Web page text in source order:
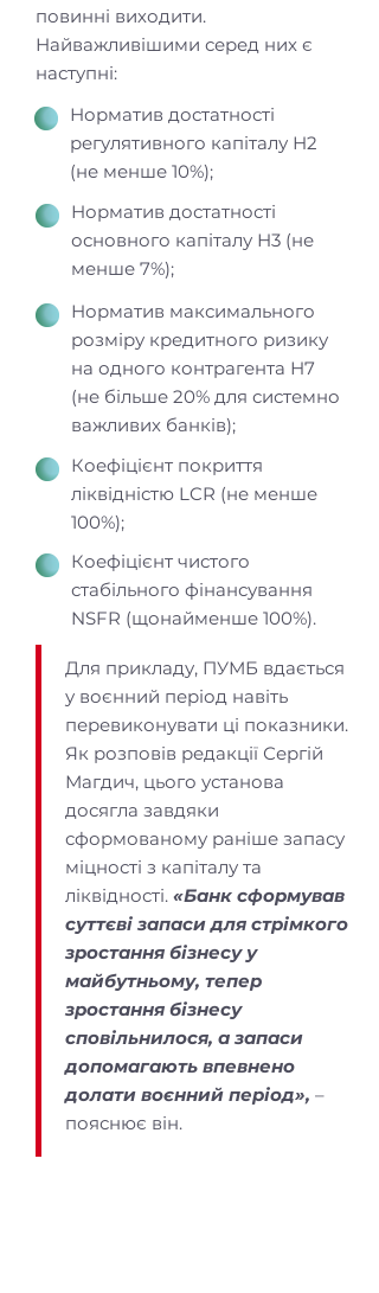
повинні виходити.
Найважливішими серед них є
наступні:
Норматив достатності
регулятивного капіталу Н2
(не менше 10%);
Норматив достатності
основного капіталу Н3 (не
менше 7%);
Норматив максимального
розміру кредитного ризику
на одного контрагента Н7
(не більше 20% для системно
важливих банків);
Коефіцієнт покриття
ліквідністю LCR (не менше
100%);
Коефіцієнт чистого
стабільного фінансування
NSFR (щонайменше 100%).
Для прикладу, ПУМБ вдається
у воєнний період навіть
перевиконувати ці показники.
Як розповів редакції Сергій
Магдич, цього установа
досягла завдяки
сформованому раніше запасу
міцності з капіталу та
ліквідності. «Банк сформував
суттєві запаси для стрімкого
зростання бізнесу у
майбутньому, тепер
зростання бізнесу
сповільнилося, а запаси
допомагають впевнено
долати воєнний період», –
пояснює він.